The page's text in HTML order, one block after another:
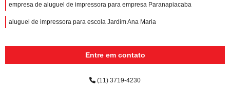
empresa de aluguel de impressora para empresa Paranapiacaba
aluguel de impressora para escola Jardim Ana Maria
Entre em contato
(11) 3719-4230